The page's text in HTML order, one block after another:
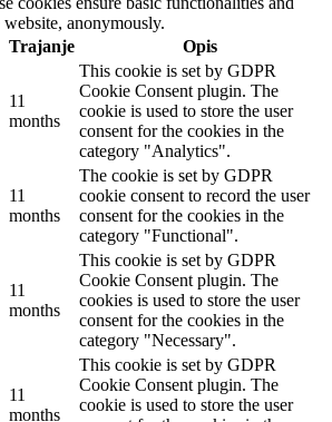
anonymously.
Trajanje Opis
11
months
This cookie is set by GDPR
Cookie Consent plugin. The
cookie is used to store the user
consent for the cookies in the
category "Analytics".
11
months
The cookie is set by GDPR
cookie consent to record the user
consent for the cookies in the
category "Functional".
11
months
This cookie is set by GDPR
Cookie Consent plugin. The
cookies is used to store the user
consent for the cookies in the
category "Necessary".
11
months
This cookie is set by GDPR
Cookie Consent plugin. The
cookie is used to store the user